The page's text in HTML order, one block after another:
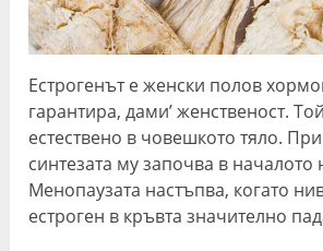
Естрогенът е женски полов
гарантира, дами’ женственост.
естествено в човешкото тяло.
синтезата му започва в началото
Менопаузата настъпва, когато
естроген в кръвта значително